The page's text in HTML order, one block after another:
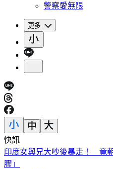
警察愛無限
更多
快訊
白海豚颱風「紮實雨帶」又來
首頁